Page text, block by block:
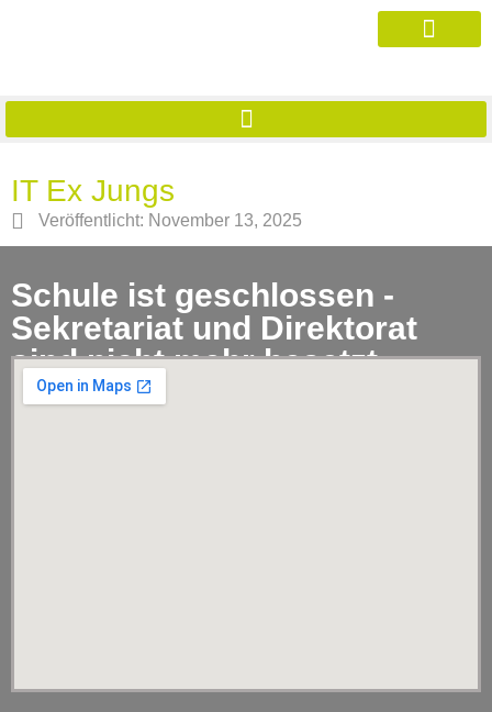
IT Ex Jungs
Veröffentlicht: November 13, 2025
Schule ist geschlossen -
Sekretariat und Direktorat
sind nicht mehr besetzt.